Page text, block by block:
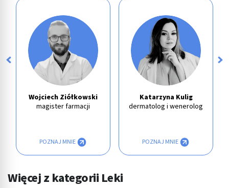
Wojciech Ziółkowski
magister farmacji
POZNAJ MNIE
Katarzyna Kulig
dermatolog i wenerolog
POZNAJ MNIE
Więcej z kategorii Leki